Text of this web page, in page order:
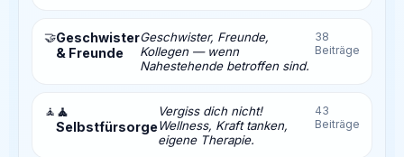
🤝Geschwister
& Freunde
Geschwister, Freunde,
Kollegen — wenn
Nahestehende betroffen sind.
38
Beiträge
🧘 🧘
Selbstfürsorge
Vergiss dich nicht!
Wellness, Kraft tanken,
eigene Therapie.
43
Beiträge